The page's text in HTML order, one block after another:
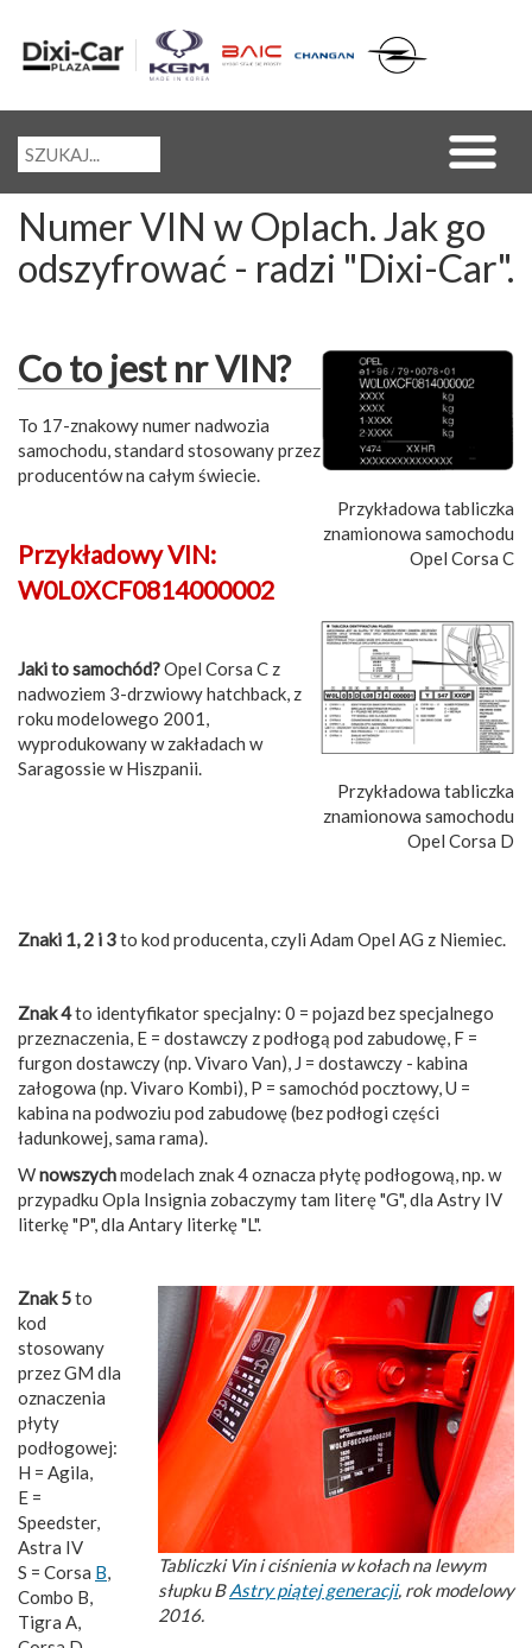
Numer VIN w Oplach. Jak go
odszyfrować - radzi "Dixi-Car".
Co to jest nr VIN?
To 17-znakowy numer nadwozia
samochodu, standard stosowany przez
producentów na całym świecie.
Przykładowy VIN:
W0L0XCF0814000002
Jaki to samochód?Opel Corsa C z
nadwoziem 3-drzwiowy hatchback, z
roku modelowego 2001,
wyprodukowany w zakładach w
Saragossie w Hiszpanii.
Przykładowa tabliczka
znamionowa samochodu
Opel Corsa C
Przykładowa tabliczka
znamionowa samochodu
Opel Corsa D
Znaki 1, 2 i 3to kod producenta, czyli Adam Opel AG z Niemiec.
Znak 4to identyfikator specjalny: 0 = pojazd bez specjalnego
przeznaczenia, E = dostawczy z podłogą pod zabudowę, F =
furgon dostawczy (np. Vivaro Van), J = dostawczy - kabina
załogowa (np. Vivaro Kombi), P = samochód pocztowy, U =
kabina na podwoziu pod zabudowę (bez podłogi części
ładunkowej, sama rama).
Wnowszychmodelach znak 4 oznacza płytę podłogową, np. w
przypadku Opla Insignia zobaczymy tam literę "G", dla Astry IV
literkę "P", dla Antary literkę "L".
Tabliczki Vin i ciśnienia w kołach na lewym
słupku BAstry piątej generacji, rok modelowy
2016.
Znak 5to
kod
stosowany
przez GM dla
oznaczenia
płyty
podłogowej:
H = Agila,
E =
Speedster,
Astra IV
S = Corsa B,
Combo B,
Tigra A,